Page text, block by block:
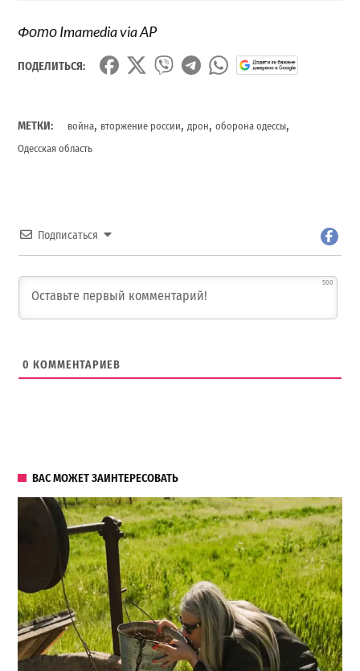
Фото Imamedia via AP
ПОДЕЛИТЬСЯ:
МЕТКИ: война, вторжение россии,дрон,оборона одессы,
Одесская область
Подписаться
500
0 КОММЕНТАРИЕВ
ВАС МОЖЕТ ЗАИНТЕРЕСОВАТЬ